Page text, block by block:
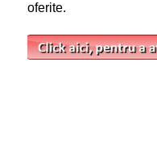
oferite.